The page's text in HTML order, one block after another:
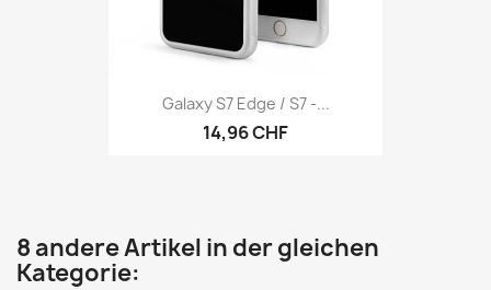
Galaxy S7 Edge / S7 -...
14,96 CHF
8 andere Artikel in der gleichen
Kategorie: